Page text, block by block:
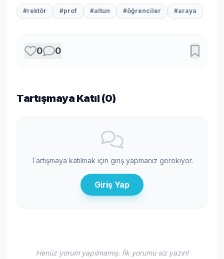
#rektör #prof #altun #öğrenciler #araya
0 0
Tartışmaya Katıl (0)
Tartışmaya katılmak için giriş yapmanız gerekiyor.
Giriş Yap
Henüz yorum yapılmamış. İlk yorumu siz yazın!